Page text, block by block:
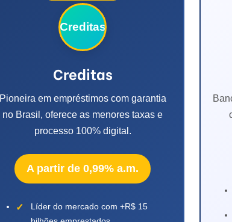
Creditas
Creditas
Pioneira em empréstimos com garantia
no Brasil, oferece as menores taxas e
processo 100% digital.
A partir de 0,99% a.m.
Líder do mercado com +R$ 15